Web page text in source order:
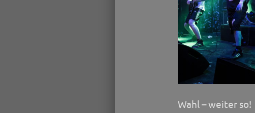
Wahl – weiter so!